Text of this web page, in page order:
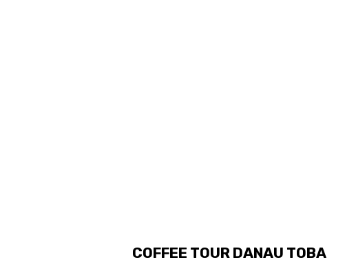
COFFEE TOUR DANAU TOBA